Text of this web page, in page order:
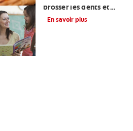
brosser les dents et
autres conseils pour les
tout-petits
En savoir plus